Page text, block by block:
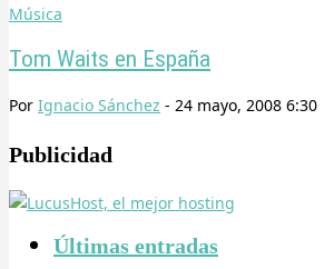
Música
Tom Waits en España
Por Ignacio Sánchez - 24 mayo, 2008 6:30
Publicidad
Últimas entradas